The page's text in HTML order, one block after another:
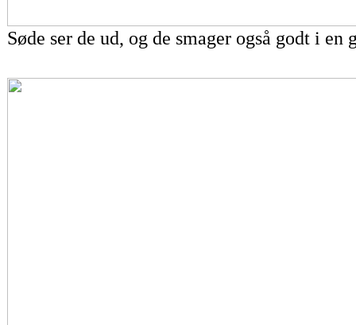
Søde ser de ud, og de smager også godt i en